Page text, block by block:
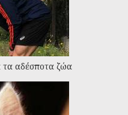
τα αδέσποτα ζώα